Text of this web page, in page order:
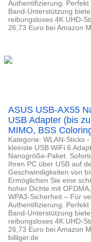
Authentifizierung.
Band-Unterstützung
reibungsloses 4K UHD-
26,73 Euro bei Amazon
ASUS USB-AX55
USB Adapter (bis
MIMO, BSS
Kategorie: WLAN-Sticks
kleinste USB WiFi 6
Nanogröße-Paket.
Ihren PC über USB auf
Geschwindigkeiten von
Ermöglichen Sie eine
hoher Dichte mit
WPA3-Sicherheit – Für
Authentifizierung.
Band-Unterstützung
reibungsloses 4K UHD-
26,73 Euro bei Amazon
billiger.de